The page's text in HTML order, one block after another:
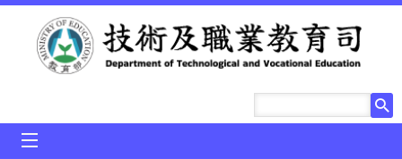
跳到主要內容區塊